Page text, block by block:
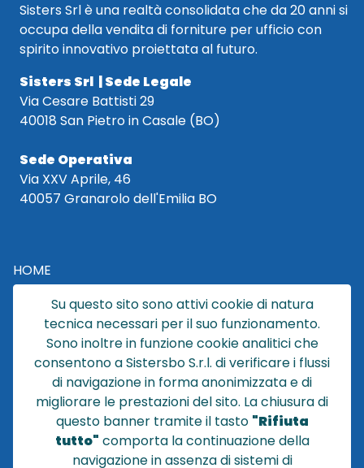
Sisters Srl è una realtà consolidata che da 20 anni si
occupa della vendita di forniture per ufficio con
spirito innovativo proiettata al futuro.
Sisters Srl | Sede Legale
Via Cesare Battisti 29
40018 San Pietro in Casale (BO)
Sede Operativa
Via XXV Aprile, 46
40057 Granarolo dell'Emilia BO
HOME
CATALOGO
CHI SIAMO
NEWS
CONTATTACI
CONDIZIONI DI VENDITA
POLICY PRIVACY
NOTE LEGALI
Su questo sito sono attivi cookie di natura
tecnica necessari per il suo funzionamento.
Sono inoltre in funzione cookie analitici che
consentono a Sistersbo S.r.l. di verificare i flussi
di navigazione in forma anonimizzata e di
migliorare le prestazioni del sito. La chiusura di
questo banner tramite il tasto "Rifiuta
tutto" comporta la continuazione della
navigazione in assenza di sistemi di